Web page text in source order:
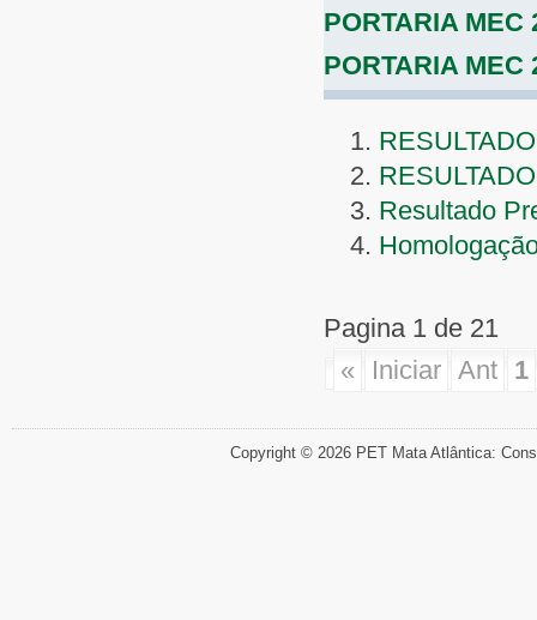
PORTARIA MEC
PORTARIA MEC
Resultado
Pagina 1 de 21
«
Iniciar Ant 1
Copyright © 2026 PET Mata Atlântica: